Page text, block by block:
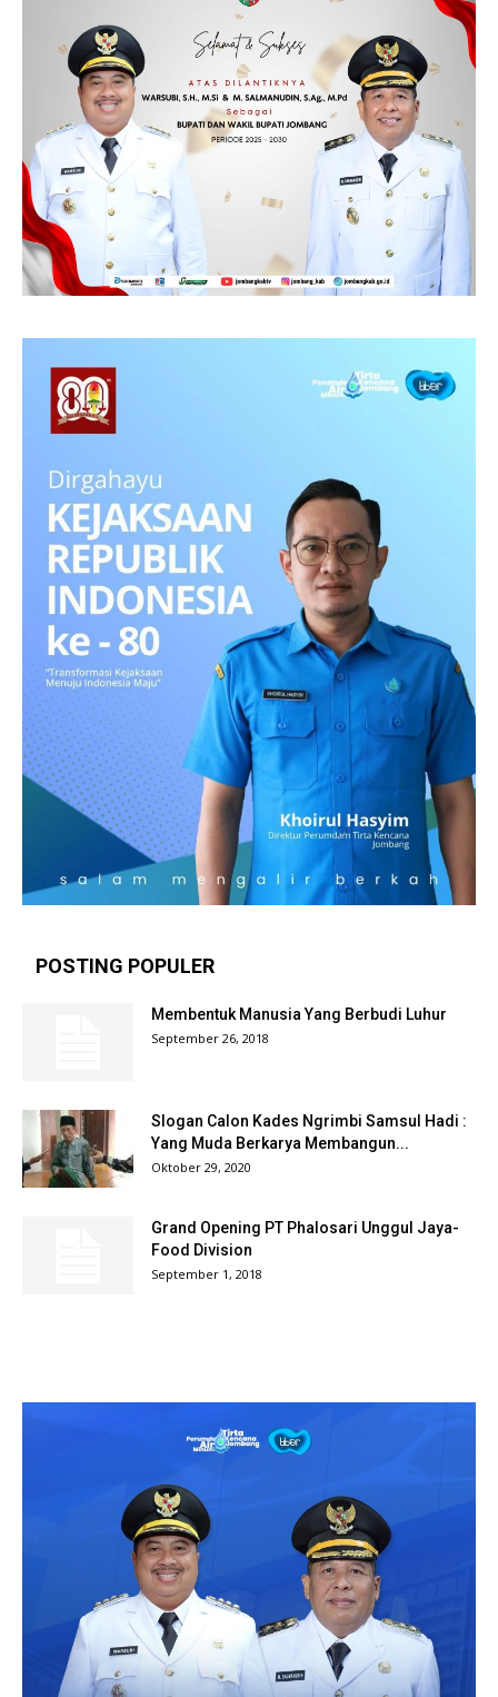
POSTING POPULER
Membentuk Manusia Yang Berbudi Luhur
September 26, 2018
Slogan Calon Kades Ngrimbi Samsul Hadi :
Yang Muda Berkarya Membangun...
Oktober 29, 2020
Grand Opening PT Phalosari Unggul Jaya-
Food Division
September 1, 2018